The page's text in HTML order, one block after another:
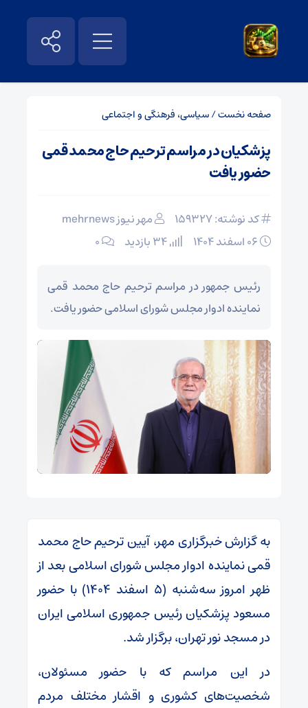
صفحه نخست/سیاسی، فرهنگی و اجتماعی
پزشکیان در مراسم ترحیم حاج محمد قمی
حضور یافت
کد نوشته: 159327
مهر نیوز mehrnews
۰
رئیس جمهور در مراسم ترحیم حاج محمد قمی
نماینده ادوار مجلس شورای اسلامی حضور یافت.
به گزارش خبرگزاری مهر، آیین ترحیم حاج محمد
قمی نماینده ادوار مجلس شورای اسلامی بعد از
ظهر امروز سه‌شنبه (۵ اسفند ۱۴۰۴) با حضور
مسعود پزشکیان رئیس جمهوری اسلامی ایران
در مسجد نور تهران، برگزار شد.
در این مراسم که با حضور مسئولان،
شخصیت‌های کشوری و اقشار مختلف مردم